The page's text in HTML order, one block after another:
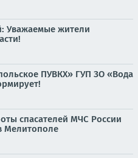
Уважаемые жители
ПУВКХ» ГУП ЗО «Вода
спасателей МЧС России
Мелитополе